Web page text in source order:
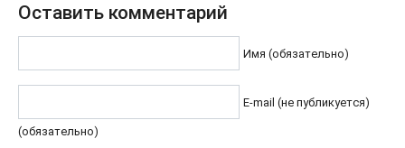
Оставить комментарий
Имя (обязательно)
E-mail (не публикуется)
(обязательно)